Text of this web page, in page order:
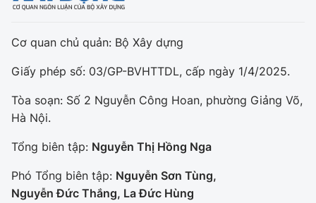
Cơ quan chủ quản: Bộ Xây dựng
Giấy phép số: 03/GP-BVHTTDL, cấp ngày 1/4/2025.
Tòa soạn: Số 2 Nguyễn Công Hoan, phường Giảng Võ,
Hà Nội.
Tổng biên tập: Nguyễn Thị Hồng Nga
Phó Tổng biên tập: Nguyễn Sơn Tùng,
Nguyễn Đức Thắng, La Đức Hùng